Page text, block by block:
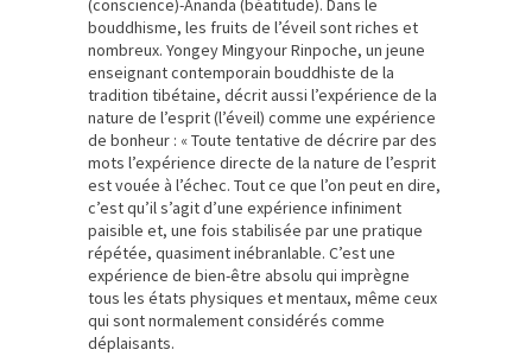
(conscience)-Ananda (béatitude). Dans le
bouddhisme, les fruits de l’éveil sont riches et
nombreux. Yongey Mingyour Rinpoche, un jeune
enseignant contemporain bouddhiste de la
tradition tibétaine, décrit aussi l’expérience de la
nature de l’esprit (l’éveil) comme une expérience
de bonheur : « Toute tentative de décrire par des
mots l’expérience directe de la nature de l’esprit
est vouée à l’échec. Tout ce que l’on peut en dire,
c’est qu’il s’agit d’une expérience infiniment
paisible et, une fois stabilisée par une pratique
répétée, quasiment inébranlable. C’est une
expérience de bien-être absolu qui imprègne
tous les états physiques et mentaux, même ceux
qui sont normalement considérés comme
déplaisants.